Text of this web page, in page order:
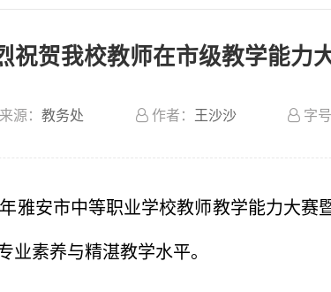
祝贺我校教师在市级教学能力
来源：教务处 作者： 王沙沙 字号
雅安市中等职业学校教师教学能力大
业素养与精湛教学水平。